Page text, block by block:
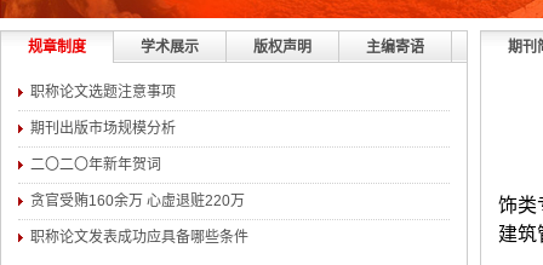
规章制度 学术展示 版权声明 主编寄语
职称论文选题注意事项
期刊出版市场规模分析
二〇二〇年新年贺词
贪官受贿160余万 心虚退赃220万
职称论文发表成功应具备哪些条件
期刊
饰类
建筑